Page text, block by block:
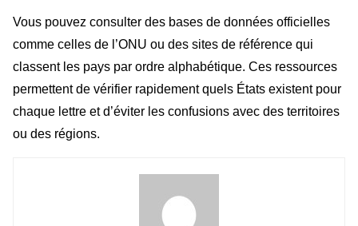
Vous pouvez consulter des bases de données officielles
comme celles de l’ONU ou des sites de référence qui
classent les pays par ordre alphabétique. Ces ressources
permettent de vérifier rapidement quels États existent pour
chaque lettre et d’éviter les confusions avec des territoires
ou des régions.